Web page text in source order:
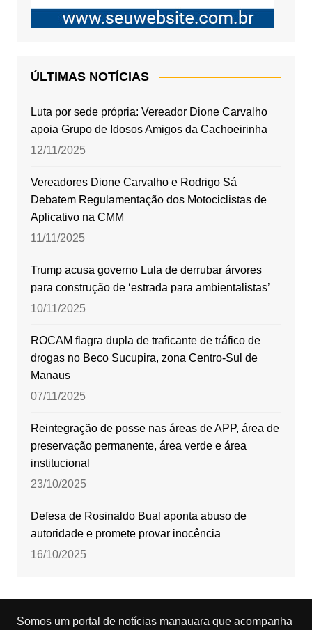
ÚLTIMAS NOTÍCIAS
Luta por sede própria: Vereador Dione Carvalho
apoia Grupo de Idosos Amigos da Cachoeirinha
12/11/2025
Vereadores Dione Carvalho e Rodrigo Sá
Debatem Regulamentação dos Motociclistas de
Aplicativo na CMM
11/11/2025
Trump acusa governo Lula de derrubar árvores
para construção de ‘estrada para ambientalistas’
10/11/2025
ROCAM flagra dupla de traficante de tráfico de
drogas no Beco Sucupira, zona Centro-Sul de
Manaus
07/11/2025
Reintegração de posse nas áreas de APP, área de
preservação permanente, área verde e área
institucional
23/10/2025
Defesa de Rosinaldo Bual aponta abuso de
autoridade e promete provar inocência
16/10/2025
Somos um portal de notícias manauara que acompanha